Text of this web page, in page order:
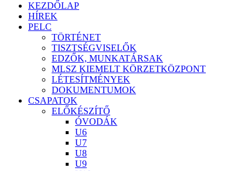
KEZDŐLAP
HÍREK
PELC
TÖRTÉNET
TISZTSÉGVISELŐK
EDZŐK, MUNKATÁRSAK
MLSZ KIEMELT KÖRZETKÖZPONT
LÉTESÍTMÉNYEK
DOKUMENTUMOK
CSAPATOK
ELŐKÉSZÍTŐ
ÓVODÁK
U6
U7
U8
U9